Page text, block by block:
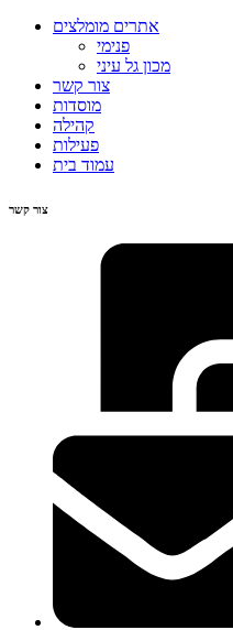
אתרים מומלצים
פנימי
מכון גל עיני
צור קשר
מוסדות
קהילה
פעילות
עמוד בית
צור קשר